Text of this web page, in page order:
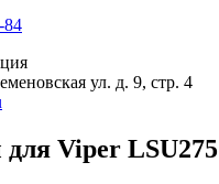
84
ул. д. 9, стр. 4
Viper LSU275